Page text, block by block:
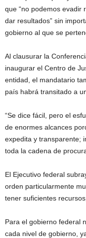
que “no podemos evadir
dar resultados” sin
gobierno al que se
Al clausurar la
inaugurar el Centro de
entidad, el mandatario
país habrá transitado a
“Se dice fácil, pero el
de enormes alcances
expedita y transparente;
toda la cadena de
El Ejecutivo federal
orden particularmente
tener suficientes
Para el gobierno federal
cada nivel de gobierno,